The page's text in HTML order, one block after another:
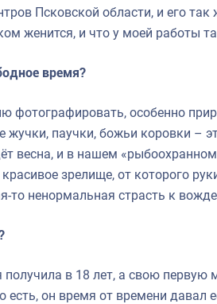
Псковской области, и его
женится, и что у моей работы
время?
фотографировать, особенно
жучки, паучки, божьи коровки –
весна, и в нашем
зрелище, от которого
то ненормальная страсть к
получила в 18 лет, а свою
есть, он время от времени давал